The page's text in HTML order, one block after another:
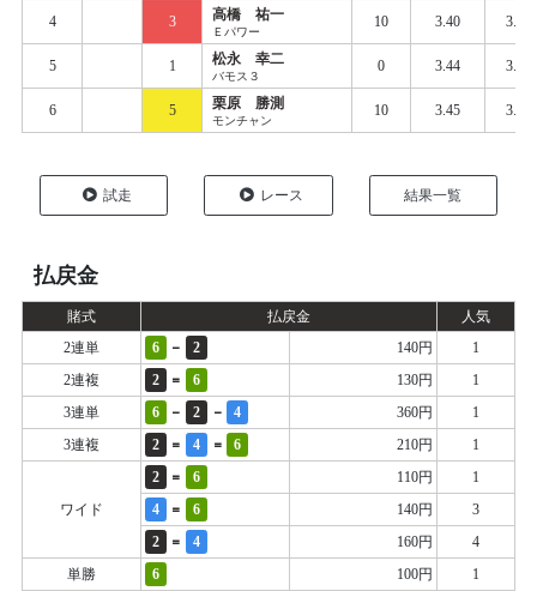
4 3 高橋 祐一
Ｅパワー
10 3.40 3.505
5 1 松永 幸二
バモス３
0 3.44 3.526
6 5 栗原 勝測
モンチャン
10 3.45 3.550
試走 レース 結果一覧
払戻金
賭式 払戻金
人気
2連単
6 - 2 140円
1
2連複
2 = 6 130円
1
3連単
6 - 2 - 4 360円
1
3連複
2 = 4 = 6 210円 1
ワイド
2 = 6 110円
1
4
= 6 140円
3
2
= 4 160円
4
単勝
6 100円 1